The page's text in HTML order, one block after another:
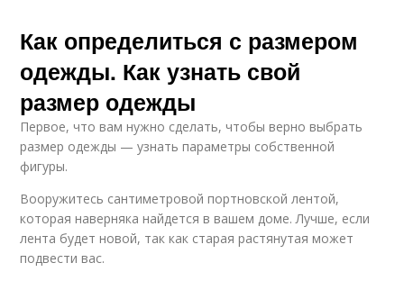
Как определиться с размером
одежды. Как узнать свой
размер одежды
Первое, что вам нужно сделать, чтобы верно выбрать
размер одежды — узнать параметры собственной
фигуры.
Вооружитесь сантиметровой портновской лентой,
которая наверняка найдется в вашем доме. Лучше, если
лента будет новой, так как старая растянутая может
подвести вас.